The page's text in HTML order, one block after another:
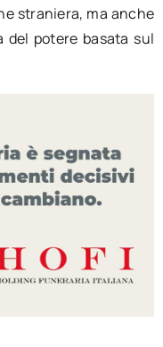
straniera, ma anche
potere basata sul